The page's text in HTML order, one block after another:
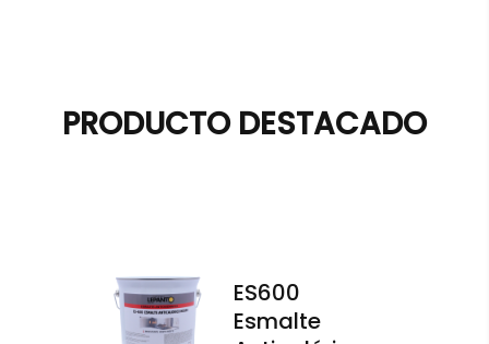
PRODUCTO DESTACADO
ES600
Esmalte